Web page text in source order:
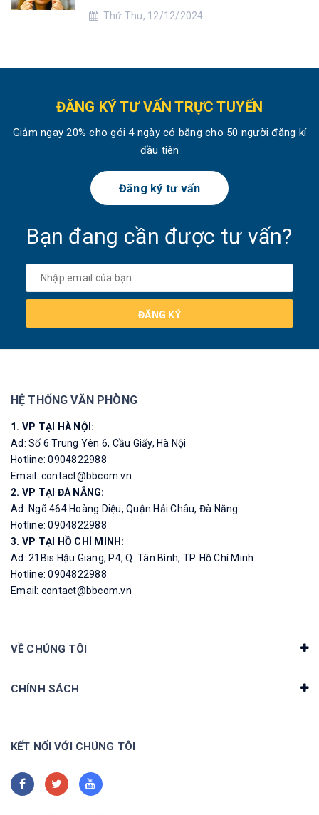
Thứ Thu, 12/12/2024
ĐĂNG KÝ TƯ VẤN TRỰC TUYẾN
Giảm ngay 20% cho gói 4 ngày có bằng cho 50 người đăng kí
đầu tiên
Đăng ký tư vấn
Bạn đang cần được tư vấn?
ĐĂNG KÝ
HỆ THỐNG VĂN PHÒNG
1. VP TẠI HÀ NỘI:
Ad: Số 6 Trung Yên 6, Cầu Giấy, Hà Nội
Hotline: 0904822988
Email: contact@bbcom.vn
2. VP TẠI ĐÀ NẴNG:
Ad: Ngõ 464 Hoàng Diệu, Quận Hải Châu, Đà Nẵng
Hotline: 0904822988
3. VP TẠI HỒ CHÍ MINH:
Ad: 21Bis Hậu Giang, P4, Q. Tân Bình, TP. Hồ Chí Minh
Hotline: 0904822988
Email: contact@bbcom.vn
VỀ CHÚNG TÔI
CHÍNH SÁCH
KẾT NỐI VỚI CHÚNG TÔI